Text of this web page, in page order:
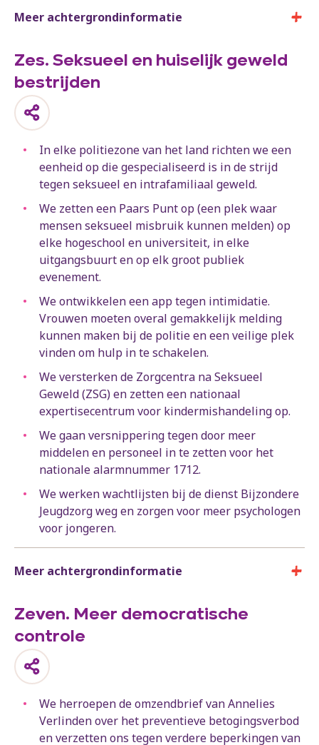
Meer achtergrondinformatie
Zes. Seksueel en huiselijk geweld
bestrijden
In elke politiezone van het land richten we een
eenheid op die gespecialiseerd is in de strijd
tegen seksueel en intrafamiliaal geweld.
We zetten een Paars Punt op (een plek waar
mensen seksueel misbruik kunnen melden) op
elke hogeschool en universiteit, in elke
uitgangsbuurt en op elk groot publiek
evenement.​
We ontwikkelen een app tegen intimidatie.
Vrouwen moeten overal gemakkelijk melding
kunnen maken bij de politie en een veilige plek
vinden om hulp in te schakelen.
We versterken de Zorgcentra na Seksueel
Geweld (ZSG) en zetten een nationaal
expertisecentrum voor kindermishandeling op.
We gaan versnippering tegen door meer
middelen en personeel in te zetten voor het
nationale alarmnummer 1712.
We werken wachtlijsten bij de dienst Bijzondere
Jeugdzorg weg en zorgen voor meer psychologen
voor jongeren.
Meer achtergrondinformatie
Zeven. Meer democratische
controle
We herroepen de omzendbrief van Annelies
Verlinden over het preventieve betogingsverbod
en verzetten ons tegen verdere beperkingen van